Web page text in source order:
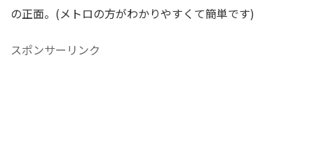
の正面。(メトロの方がわかりやすくて簡単です)
スポンサーリンク